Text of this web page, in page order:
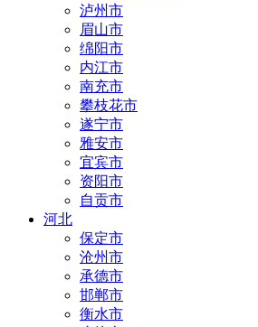
泸州市
眉山市
绵阳市
内江市
南充市
攀枝花市
遂宁市
雅安市
宜宾市
资阳市
自贡市
河北
保定市
沧州市
承德市
邯郸市
衡水市